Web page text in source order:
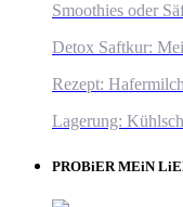
Smoothies oder
Detox Saftkur:
Rezept:
Lagerung:
PROBiER MEiN